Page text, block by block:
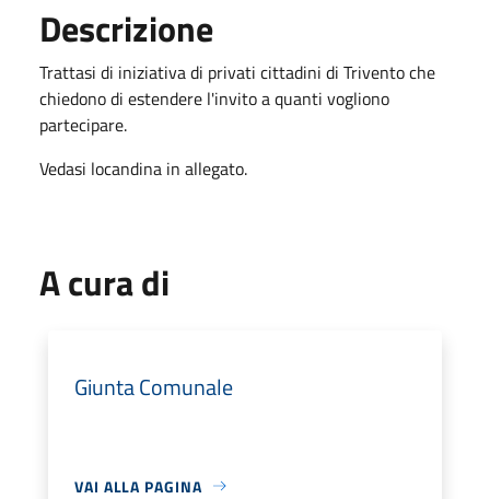
Descrizione
Trattasi di iniziativa di privati cittadini di Trivento che
chiedono di estendere l'invito a quanti vogliono
partecipare.
Vedasi locandina in allegato.
A cura di
Giunta Comunale
VAI ALLA PAGINA